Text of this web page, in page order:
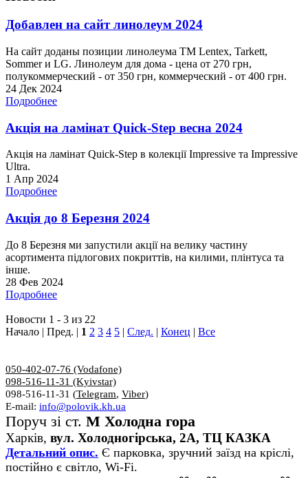
Добавлен на сайт линолеум 2024
На сайт доданы позиции линолеума ТМ Lentex, Tarkett,
Sommer и LG. Линолеум для дома - цена от 270 грн,
полукоммерческий - от 350 грн, коммерческий - от 400 грн.
24 Дек 2024
Подробнее
Акція на ламінат Quick-Step весна 2024
Акція на ламінат Quick-Step в колекції Impressive та Impressive
Ultra.
1 Апр 2024
Подробнее
Акція до 8 Березня 2024
До 8 Березня ми запустили акції на велику частину
асортимента підлогових покриттів, на килими, плінтуса та
інше.
28 Фев 2024
Подробнее
Новости 1 - 3 из 22
Начало | Пред. | 1 2 3 4 5 | След. | Конец | Все
050-402-07-76 (Vodafone)
098-516-11-31 (Kyivstar)
098-516-11-31 (Telegram, Viber)
E-mail: info@polovik.kh.ua
Поруч зі ст. М Холодна гора
Харків, вул. Холодногірська, 2А, ТЦ КАЗКА
Детальний опис. Є парковка, зручний заїзд на кріслі,
постійно є світло, Wi-Fi.